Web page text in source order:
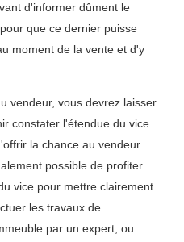
d'informer dûment le
que ce dernier puisse
moment de la vente et d'y
vendeur, vous devrez laisser
constater l'étendue du vice.
la chance au vendeur
possible de profiter
vice pour mettre clairement
les travaux de
par un expert, ou